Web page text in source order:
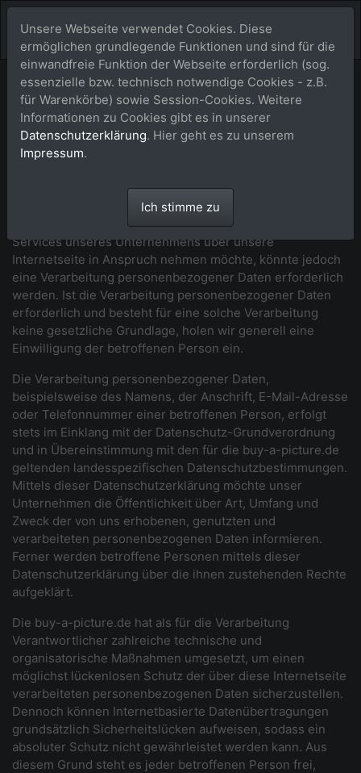
Datenschutzerklärung
Wir freuen uns sehr über Ihr Interesse an unserem
Unternehmen. Datenschutz hat einen besonders hohen
Eine Nutzung der Internetseiten der buy-a-picture.de ist
grundsätzlich ohne jede Angabe personenbezogener
Daten möglich. Sofern eine betroffene Person besondere
Services unseres Unternehmens über unsere
Internetseite in Anspruch nehmen möchte, könnte jedoch
eine Verarbeitung personenbezogener Daten erforderlich
werden. Ist die Verarbeitung personenbezogener Daten
erforderlich und besteht für eine solche Verarbeitung
keine gesetzliche Grundlage, holen wir generell eine
Einwilligung der betroffenen Person ein.
Die Verarbeitung personenbezogener Daten,
beispielsweise des Namens, der Anschrift, E-Mail-Adresse
oder Telefonnummer einer betroffenen Person, erfolgt
stets im Einklang mit der Datenschutz-Grundverordnung
und in Übereinstimmung mit den für die buy-a-picture.de
geltenden landesspezifischen Datenschutzbestimmungen.
Mittels dieser Datenschutzerklärung möchte unser
Unternehmen die Öffentlichkeit über Art, Umfang und
Zweck der von uns erhobenen, genutzten und
verarbeiteten personenbezogenen Daten informieren.
Ferner werden betroffene Personen mittels dieser
Datenschutzerklärung über die ihnen zustehenden Rechte
aufgeklärt.
Die buy-a-picture.de hat als für die Verarbeitung
Verantwortlicher zahlreiche technische und
organisatorische Maßnahmen umgesetzt, um einen
möglichst lückenlosen Schutz der über diese Internetseite
verarbeiteten personenbezogenen Daten sicherzustellen.
Dennoch können Internetbasierte Datenübertragungen
grundsätzlich Sicherheitslücken aufweisen, sodass ein
absoluter Schutz nicht gewährleistet werden kann. Aus
diesem Grund steht es jeder betroffenen Person frei,
Unsere Webseite verwendet Cookies. Diese
ermöglichen grundlegende Funktionen und sind für die
einwandfreie Funktion der Webseite erforderlich (sog.
essenzielle bzw. technisch notwendige Cookies - z.B.
für Warenkörbe) sowie Session-Cookies. Weitere
Informationen zu Cookies gibt es in unserer
Datenschutzerklärung. Hier geht es zu unserem
Impressum.
Ich stimme zu